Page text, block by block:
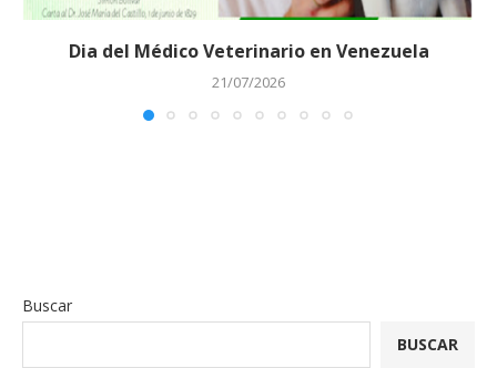
Dia del Médico Veterinario en Venezuela
21/07/2026
Buscar
BUSCAR